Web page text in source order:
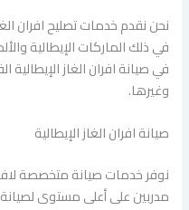
نحن نقدم خدمات تصليح افران
في ذلك الماركات الإيطالية
وغيرها.
صيانة افران الغاز الإيطالية
نوفر خدمات صيانة متخصصة
مدربين على أعلى مستوى